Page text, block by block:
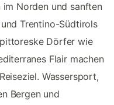
Norden und sanften
Trentino-Südtirols
Dörfer wie
Flair machen
Wassersport,
Bergen und